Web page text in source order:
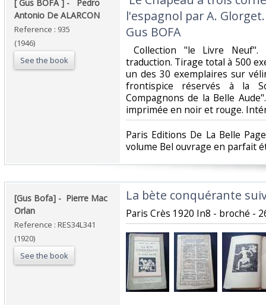
‎[ Gus BOFA ] - ‎ ‎ Pedro
Antonio De ALARCON ‎
Reference : 935
(1946)
See the book
l'espagnol par A.
Gus BOFA ‎
Collection "le Livre Neuf".
traduction. Tirage total à 500
un des 30 exemplaires sur
frontispice réservés à la
Compagnons de la Belle
imprimée en noir et rouge.
‎Paris Editions De La Belle
volume Bel ouvrage en parfait
‎[Gus Bofa] - ‎ ‎Pierre Mac
Orlan‎
Reference : RES34L341
(1920)
See the book
‎La bète conquérante
‎Paris Crès 1920 In8 - broché -